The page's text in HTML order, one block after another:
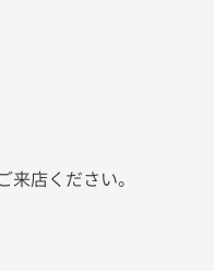
店ください。